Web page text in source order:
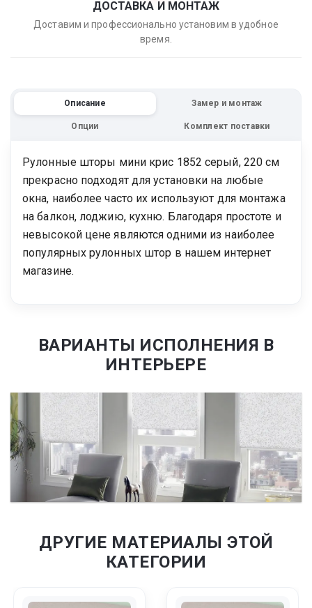
ДОСТАВКА И МОНТАЖ
Доставим и профессионально установим в удобное
время.
Описание Замер и монтаж
Опции Комплект поставки
Рулонные шторы мини крис 1852 серый, 220 см
прекрасно подходят для установки на любые
окна, наиболее часто их используют для монтажа
на балкон, лоджию, кухню. Благодаря простоте и
невысокой цене являются одними из наиболее
популярных рулонных штор в нашем интернет
магазине.
ВАРИАНТЫ ИСПОЛНЕНИЯ В
ИНТЕРЬЕРЕ
ДРУГИЕ МАТЕРИАЛЫ ЭТОЙ
КАТЕГОРИИ